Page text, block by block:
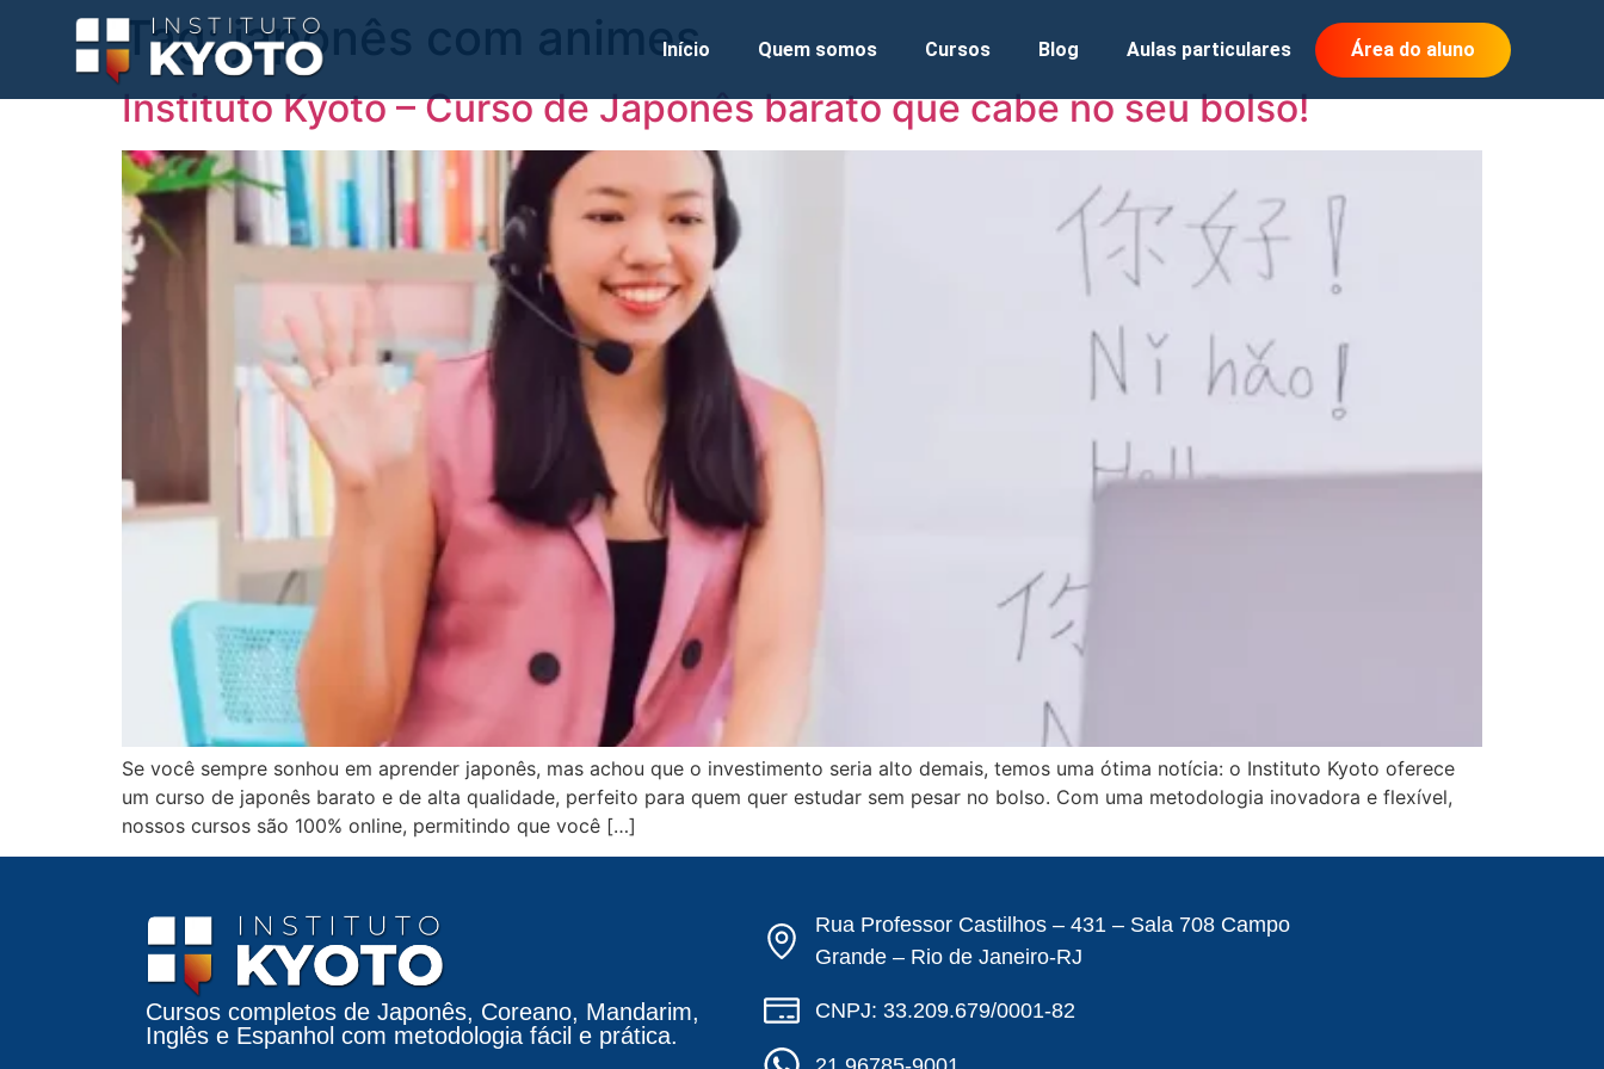
Início Quem somos Cursos Blog Aulas particulares Área do aluno
Tag:japonês com animes
Instituto Kyoto – Curso de Japonês barato que cabe no seu bolso!
Se você sempre sonhou em aprender japonês, mas achou que o investimento seria alto demais, temos uma ótima notícia: o Instituto Kyoto oferece
um curso de japonês barato e de alta qualidade, perfeito para quem quer estudar sem pesar no bolso. Com uma metodologia inovadora e flexível,
nossos cursos são 100% online, permitindo que você […]
Cursos completos de Japonês, Coreano, Mandarim,
Inglês e Espanhol com metodologia fácil e prática.
Rua Professor Castilhos – 431 – Sala 708 Campo
Grande – Rio de Janeiro-RJ
CNPJ: 33.209.679/0001-82